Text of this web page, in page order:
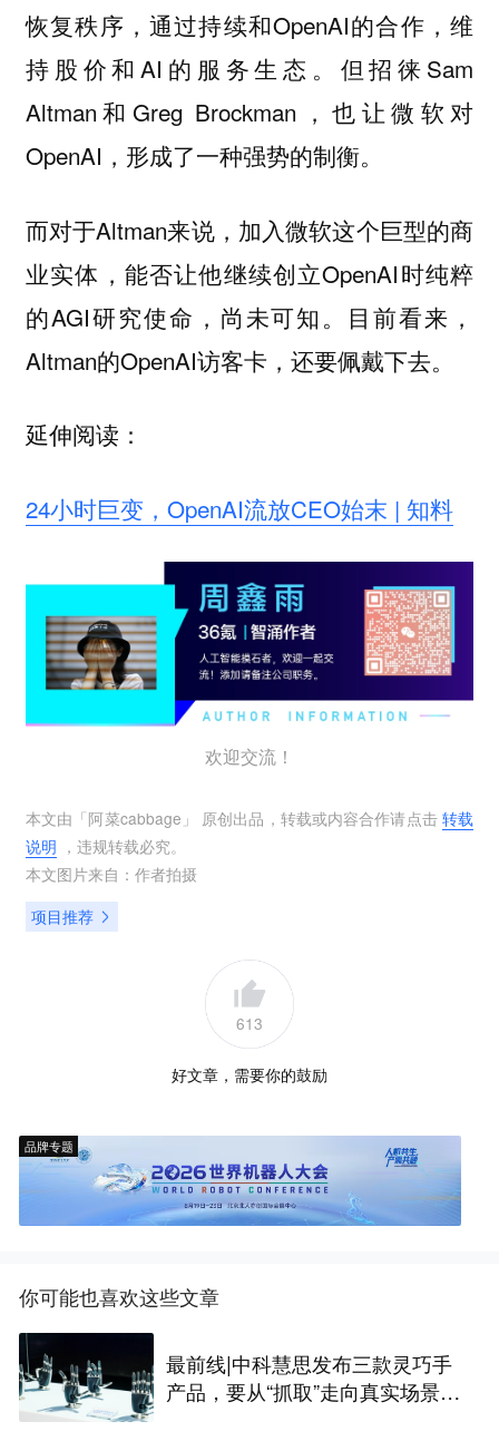
恢复秩序，通过持续和OpenAI的合作，维
持股价和AI的服务生态。但招徕Sam
Altman和Greg Brockman，也让微软对
OpenAI，形成了一种强势的制衡。
而对于Altman来说，加入微软这个巨型的商
业实体，能否让他继续创立OpenAI时纯粹
的AGI研究使命，尚未可知。目前看来，
Altman的OpenAI访客卡，还要佩戴下去。
延伸阅读：
24小时巨变，OpenAI流放CEO始末 | 知料
欢迎交流！
本文由「阿菜cabbage 」 原创出品，转载或内容合作请点击 转载
说明 ，违规转载必究。
本文图片来自： 作者拍摄
项目推荐
613
好文章，需要你的鼓励
品牌专题
你可能也喜欢这些文章
最前线|中科慧思发布三款灵巧手
产品，要从“抓取”走向真实场景作